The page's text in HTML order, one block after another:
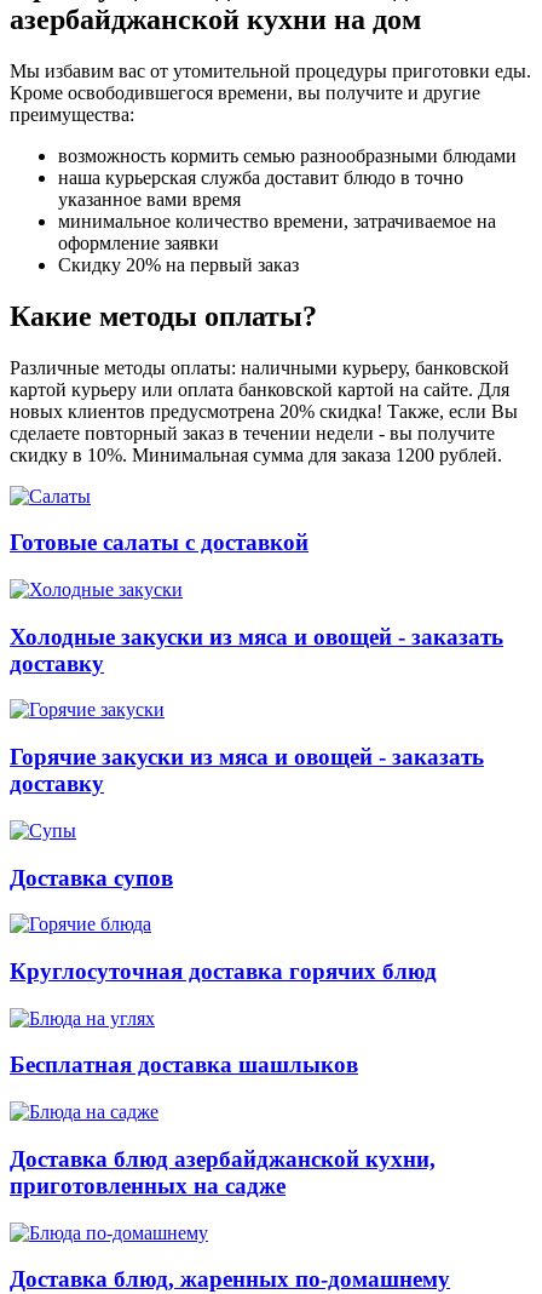
азербайджанской кухни на дом
Мы избавим вас от утомительной процедуры приготовки еды.
Кроме освободившегося времени, вы получите и другие
преимущества:
возможность кормить семью разнообразными блюдами
наша курьерская служба доставит блюдо в точно
указанное вами время
минимальное количество времени, затрачиваемое на
оформление заявки
Скидку 20% на первый заказ
Какие методы оплаты?
Различные методы оплаты: наличными курьеру, банковской
картой курьеру или оплата банковской картой на сайте. Для
новых клиентов предусмотрена 20% скидка! Также, если Вы
сделаете повторный заказ в течении недели - вы получите
скидку в 10%. Минимальная сумма для заказа 1200 рублей.
Готовые салаты с доставкой
Холодные закуски из мяса и овощей - заказать
доставку
Горячие закуски из мяса и овощей - заказать
доставку
Доставка супов
Круглосуточная доставка горячих блюд
Бесплатная доставка шашлыков
Доставка блюд азербайджанской кухни,
приготовленных на садже
Доставка блюд, жаренных по-домашнему